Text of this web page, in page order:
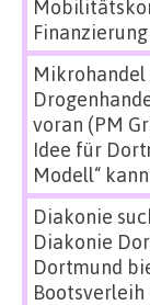
Mikrohandel
voran (PM
Idee für
Modell“
Diakonie
Diakonie
Dortmund